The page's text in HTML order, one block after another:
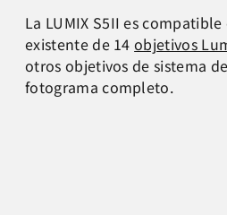
La LUMIX S5II es
existente de 14objetivos
otros objetivos de sistema
fotograma completo.